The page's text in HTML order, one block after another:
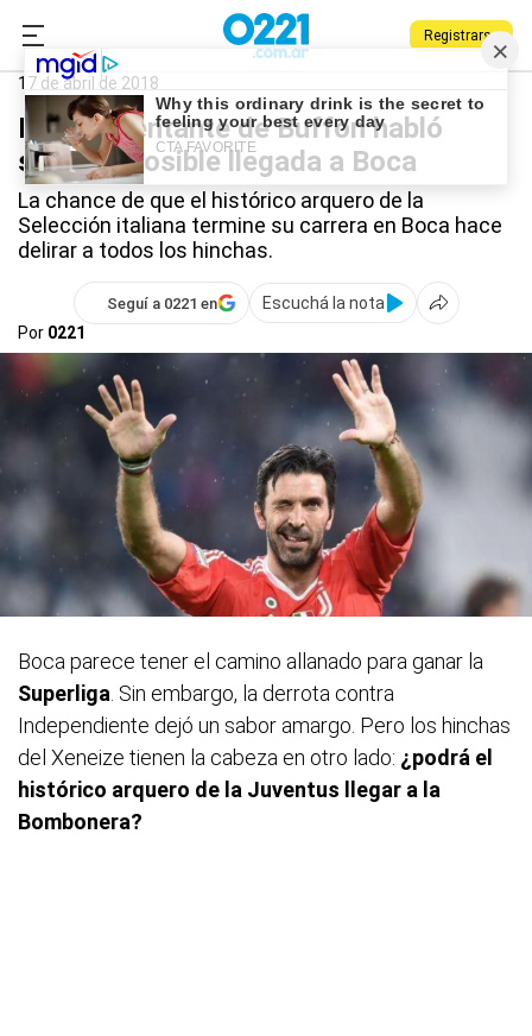
Registrarse
0221.com.ar
17 de abril de 2018
El representante de Buffon habló
sobre la posible llegada a Boca
La chance de que el histórico arquero de la
Selección italiana termine su carrera en Boca hace
delirar a todos los hinchas.
Seguí a 0221 en
Escuchá la nota
Por 0221
Boca parece tener el camino allanado para ganar la
Superliga . Sin embargo, la derrota contra
Independiente dejó un sabor amargo. Pero los hinchas
del Xeneize tienen la cabeza en otro lado: ¿podrá el
histórico arquero de la Juventus llegar a la
Bombonera?